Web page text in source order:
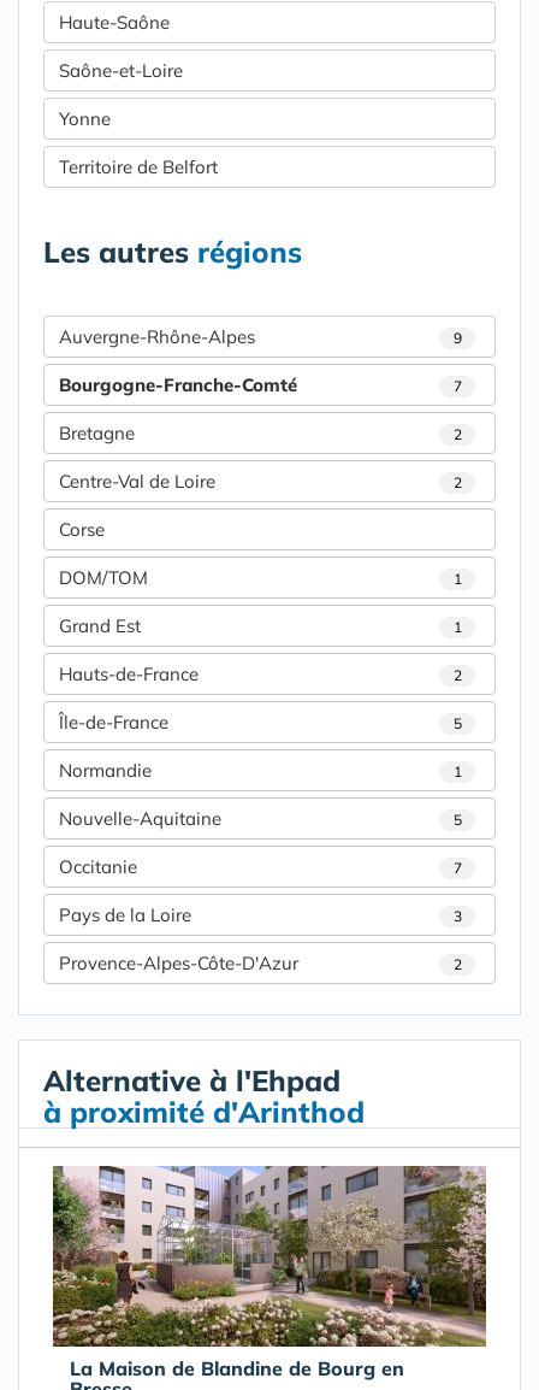
Haute-Saône
Saône-et-Loire
Yonne
Territoire de Belfort
Les autres régions
Auvergne-Rhône-Alpes 9
Bourgogne-Franche-Comté 7
Bretagne 2
Centre-Val de Loire 2
Corse
DOM/TOM 1
Grand Est 1
Hauts-de-France 2
Île-de-France 5
Normandie 1
Nouvelle-Aquitaine 5
Occitanie 7
Pays de la Loire 3
Provence-Alpes-Côte-D'Azur 2
Alternative à l'Ehpad
à proximité d'Arinthod
La Maison de Blandine de Bourg en